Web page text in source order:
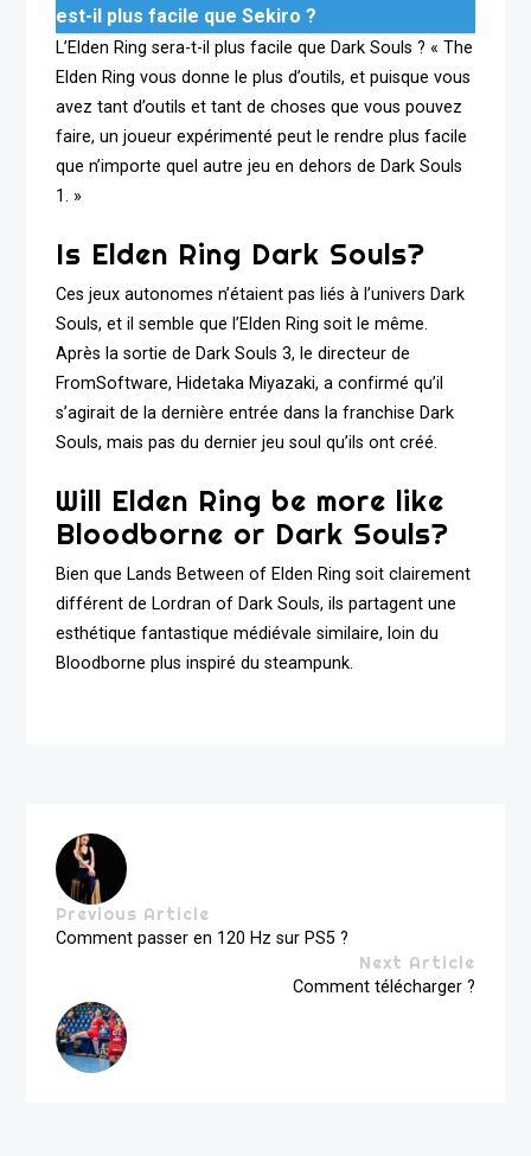
est-il plus facile que Sekiro ?
L’Elden Ring sera-t-il plus facile que Dark Souls ? « The
Elden Ring vous donne le plus d’outils, et puisque vous
avez tant d’outils et tant de choses que vous pouvez
faire, un joueur expérimenté peut le rendre plus facile
que n’importe quel autre jeu en dehors de Dark Souls
1. »
Is Elden Ring Dark Souls?
Ces jeux autonomes n’étaient pas liés à l’univers Dark
Souls, et il semble que l’Elden Ring soit le même.
Après la sortie de Dark Souls 3, le directeur de
FromSoftware, Hidetaka Miyazaki, a confirmé qu’il
s’agirait de la dernière entrée dans la franchise Dark
Souls, mais pas du dernier jeu soul qu’ils ont créé.
Will Elden Ring be more like
Bloodborne or Dark Souls?
Bien que Lands Between of Elden Ring soit clairement
différent de Lordran of Dark Souls, ils partagent une
esthétique fantastique médiévale similaire, loin du
Bloodborne plus inspiré du steampunk.
Previous Article
Comment passer en 120 Hz sur PS5 ?
Next Article
Comment télécharger ?